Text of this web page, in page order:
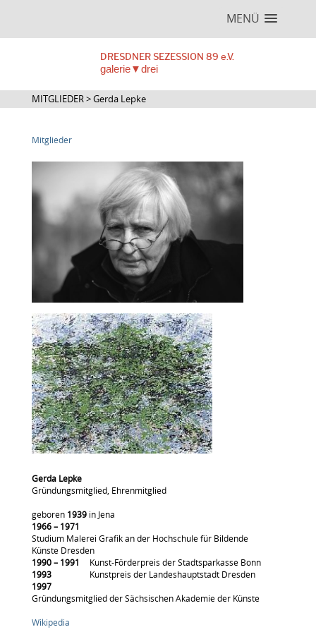
MENÜ
DRESDNER SEZESSION 89 e.V.
galerie▼drei
MITGLIEDER > Gerda Lepke
Mitglieder
Gerda Lepke
Gründungsmitglied, Ehrenmitglied
geboren 1939in Jena
1966 – 1971
Studium Malerei Grafik an der Hochschule für Bildende
Künste Dresden
1990 – 1991
Kunst-Förderpreis der Stadtsparkasse Bonn
1993
Kunstpreis der Landeshauptstadt Dresden
1997
Gründungsmitglied der Sächsischen Akademie der Künste
Wikipedia